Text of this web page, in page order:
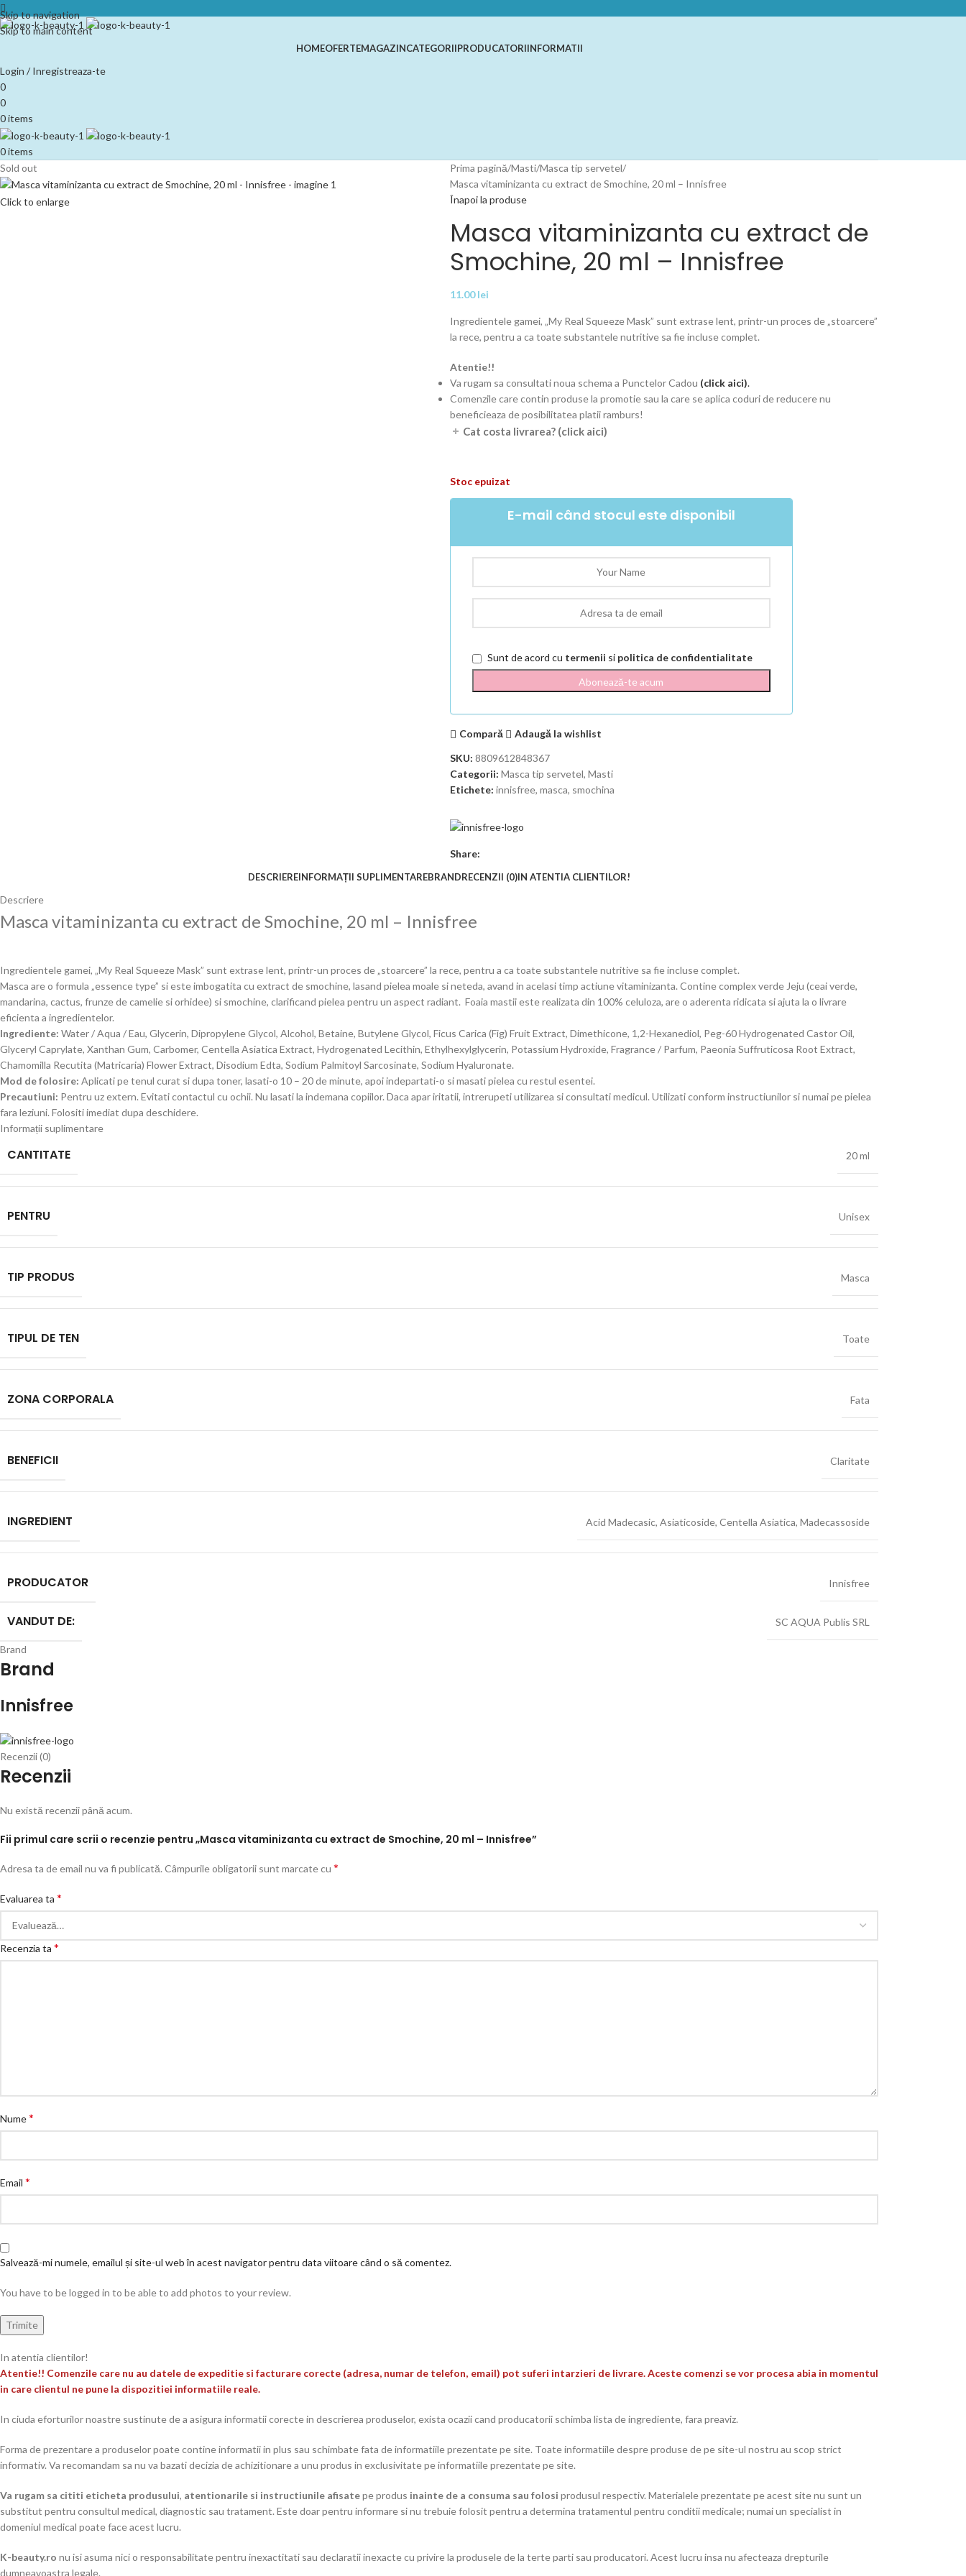
Skip to navigation
Skip to main content
HOMEOFERTEMAGAZINCATEGORIIPRODUCATORIINFORMATII
Login / Inregistreaza-te
0
0
0items
0items
Sold out
Click to enlarge
Prima pagină Masti Masca tip servetel
Masca vitaminizanta cu extract de Smochine, 20 ml – Innisfree
Înapoi la produse
Masca vitaminizanta cu extract de
Smochine, 20 ml – Innisfree
11.00lei
Ingredientele gamei, „My Real Squeeze Mask” sunt extrase lent, printr-un proces de „stoarcere”
la rece, pentru a ca toate substantele nutritive sa fie incluse complet.
Atentie!!
Va rugam sa consultati noua schema a Punctelor Cadou (click aici).
Comenzile care contin produse la promotie sau la care se aplica coduri de reducere nu
beneficieaza de posibilitatea platii ramburs!
Cat costa livrarea? (click aici)
Stoc epuizat
E-mail când stocul este disponibil
Sunt de acord cu termenii si politica de confidentialitate
Compară
Adaugă la wishlist
SKU: 8809612848367
Categorii: Masca tip servetel, Masti
Etichete: innisfree, masca, smochina
Share:
DESCRIEREINFORMAȚII SUPLIMENTAREBRANDRECENZII (0)IN ATENTIA CLIENTILOR!
Descriere
Masca vitaminizanta cu extract de Smochine, 20 ml – Innisfree
Ingredientele gamei, „My Real Squeeze Mask” sunt extrase lent, printr-un proces de „stoarcere” la rece, pentru a ca toate substantele nutritive sa fie incluse complet.
Masca are o formula „essence type” si este imbogatita cu extract de smochine, lasand pielea moale si neteda, avand in acelasi timp actiune vitaminizanta. Contine complex verde Jeju (ceai verde,
mandarina, cactus, frunze de camelie si orhidee) si smochine, clarificand pielea pentru un aspect radiant. Foaia mastii este realizata din 100% celuloza, are o aderenta ridicata si ajuta la o livrare
eficienta a ingredientelor.
Ingrediente: Water / Aqua / Eau, Glycerin, Dipropylene Glycol, Alcohol, Betaine, Butylene Glycol, Ficus Carica (Fig) Fruit Extract, Dimethicone, 1,2-Hexanediol, Peg-60 Hydrogenated Castor Oil,
Glyceryl Caprylate, Xanthan Gum, Carbomer, Centella Asiatica Extract, Hydrogenated Lecithin, Ethylhexylglycerin, Potassium Hydroxide, Fragrance / Parfum, Paeonia Suffruticosa Root Extract,
Chamomilla Recutita (Matricaria) Flower Extract, Disodium Edta, Sodium Palmitoyl Sarcosinate, Sodium Hyaluronate.
Mod de folosire: Aplicati pe tenul curat si dupa toner, lasati-o 10 – 20 de minute, apoi indepartati-o si masati pielea cu restul esentei.
Precautiuni: Pentru uz extern. Evitati contactul cu ochii. Nu lasati la indemana copiilor. Daca apar iritatii, intrerupeti utilizarea si consultati medicul. Utilizati conform instructiunilor si numai pe pielea
fara leziuni. Folositi imediat dupa deschidere.
Informații suplimentare
CANTITATE 20 ml
PENTRU Unisex
TIP PRODUS Masca
TIPUL DE TEN Toate
ZONA CORPORALA Fata
BENEFICII Claritate
INGREDIENT Acid Madecasic, Asiaticoside, Centella Asiatica, Madecassoside
PRODUCATOR Innisfree
VANDUT DE: SC AQUA Publis SRL
Brand
Brand
Innisfree
Recenzii (0)
Recenzii
Nu există recenzii până acum.
Fii primul care scrii o recenzie pentru „Masca vitaminizanta cu extract de Smochine, 20 ml – Innisfree”
Adresa ta de email nu va fi publicată. Câmpurile obligatorii sunt marcate cu *
Evaluarea ta *
Recenzia ta *
Nume*
Email *
Salvează-mi numele, emailul și site-ul web în acest navigator pentru data viitoare când o să comentez.
You have to be logged in to be able to add photos to your review.
In atentia clientilor!
Atentie!! Comenzile care nu au datele de expeditie si facturare corecte (adresa, numar de telefon, email) pot suferi intarzieri de livrare. Aceste comenzi se vor procesa abia in momentul
in care clientul ne pune la dispozitiei informatiile reale.
In ciuda eforturilor noastre sustinute de a asigura informatii corecte in descrierea produselor, exista ocazii cand producatorii schimba lista de ingrediente, fara preaviz.
Forma de prezentare a produselor poate contine informatii in plus sau schimbate fata de informatiile prezentate pe site. Toate informatiile despre produse de pe site-ul nostru au scop strict
informativ. Va recomandam sa nu va bazati decizia de achizitionare a unu produs in exclusivitate pe informatiile prezentate pe site.
Va rugam sa cititi eticheta produsului, atentionarile si instructiunile afisatepe produs inainte de a consuma sau folosi produsul respectiv. Materialele prezentate pe acest site nu sunt un
substitut pentru consultul medical, diagnostic sau tratament. Este doar pentru informare si nu trebuie folosit pentru a determina tratamentul pentru conditii medicale; numai un specialist in
domeniul medical poate face acest lucru.
K-beauty.ro nu isi asuma nici o responsabilitate pentru inexactitati sau declaratii inexacte cu privire la produsele de la terte parti sau producatori. Acest lucru insa nu afecteaza drepturile
dumneavoastra legale.